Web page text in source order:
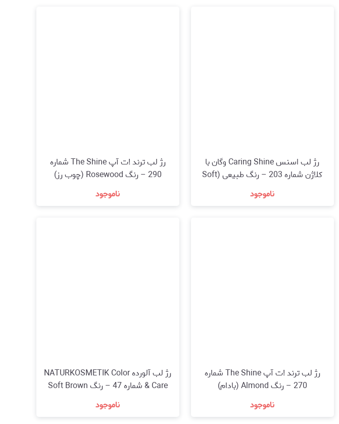
رژ لب اسنس Caring Shine وگان با
کلاژن شماره 203 – رنگ طبیعی (Soft
Nude)
ناموجود
رژ لب ترند !ت آپ The Shine شماره
290 – رنگ Rosewood (چوب رز)
ناموجود
رژ لب ترند !ت آپ The Shine شماره
270 – رنگ Almond (بادام)
ناموجود
رژ لب آلورده NATURKOSMETIK Color
& Care شماره 47 – رنگ Soft Brown
(قهوه‌ای نرم)
ناموجود